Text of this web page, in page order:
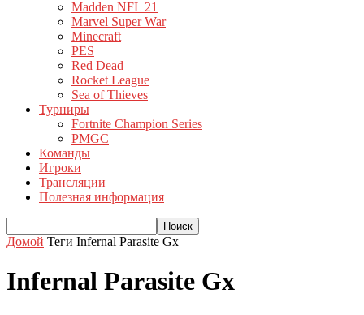
Madden NFL 21
Marvel Super War
Minecraft
PES
Red Dead
Rocket League
Sea of Thieves
Турниры
Fortnite Champion Series
PMGC
Команды
Игроки
Трансляции
Полезная информация
Домой Теги Infernal Parasite Gx
Infernal Parasite Gx